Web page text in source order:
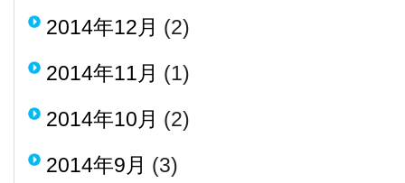
2014年12月 (2)
2014年11月 (1)
2014年10月 (2)
2014年9月 (3)